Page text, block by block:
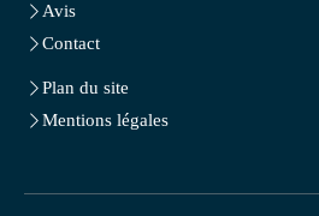
Avis
Contact
Plan du site
Mentions légales